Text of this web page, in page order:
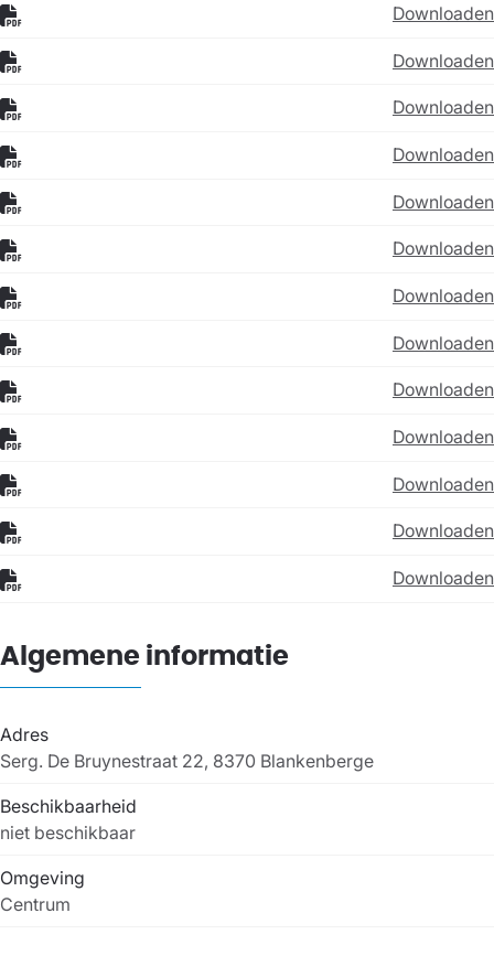
Downloaden
Downloaden
Downloaden
Downloaden
Downloaden
Downloaden
Downloaden
Downloaden
Downloaden
Downloaden
Downloaden
Downloaden
Downloaden
Algemene informatie
Adres
Serg. De Bruynestraat 22, 8370 Blankenberge
Beschikbaarheid
niet beschikbaar
Omgeving
Centrum